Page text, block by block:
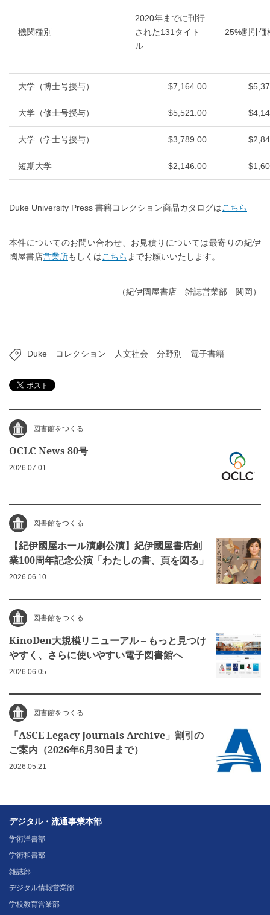
機関種別
2020年までに刊行
された131タイト
ル
25%割引価
大学（博士号授与） $7,164.00
大学（修士号授与） $5,521.00
大学（学士号授与） $3,789.00
短期大学 $2,146.00
Duke University Press 書籍コレクション商品カタログはこちら
本件についてのお問い合わせ、お見積りについては最寄りの紀伊
國屋書店営業所もしくはこちら までお願いいたします。
（紀伊國屋書店 雑誌営業部 関岡）
Duke コレクション 人文社会 分野別 電子書籍
図書館をつくる
OCLC News 80号
2026.07.01
図書館をつくる
【紀伊國屋ホール演劇公演】紀伊國屋書店創
業100周年記念公演「わたしの書、頁を図る」
2026.06.10
図書館をつくる
KinoDen大規模リニューアル – もっと見つけ
やすく、さらに使いやすい電子図書館へ
2026.06.05
図書館をつくる
「ASCE Legacy Journals Archive」割引の
ご案内（2026年6月30日まで）
2026.05.21
デジタル・流通事業本部
学術洋書部
学術和書部
雑誌部
デジタル情報営業部
学校教育営業部